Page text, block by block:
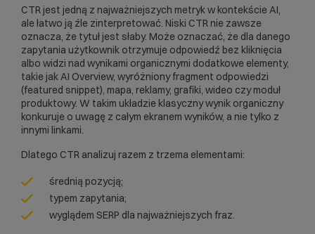
CTR jest jedną z najważniejszych metryk w kontekście AI,
ale łatwo ją źle zinterpretować. Niski CTR nie zawsze
oznacza, że tytuł jest słaby. Może oznaczać, że dla danego
zapytania użytkownik otrzymuje odpowiedź bez kliknięcia
albo widzi nad wynikami organicznymi dodatkowe elementy,
takie jak AI Overview, wyróżniony fragment odpowiedzi
(featured snippet), mapa, reklamy, grafiki, wideo czy moduł
produktowy. W takim układzie klasyczny wynik organiczny
konkuruje o uwagę z całym ekranem wyników, a nie tylko z
innymi linkami.
Dlatego CTR analizuj razem z trzema elementami:
średnią pozycją;
typem zapytania;
wyglądem SERP dla najważniejszych fraz.